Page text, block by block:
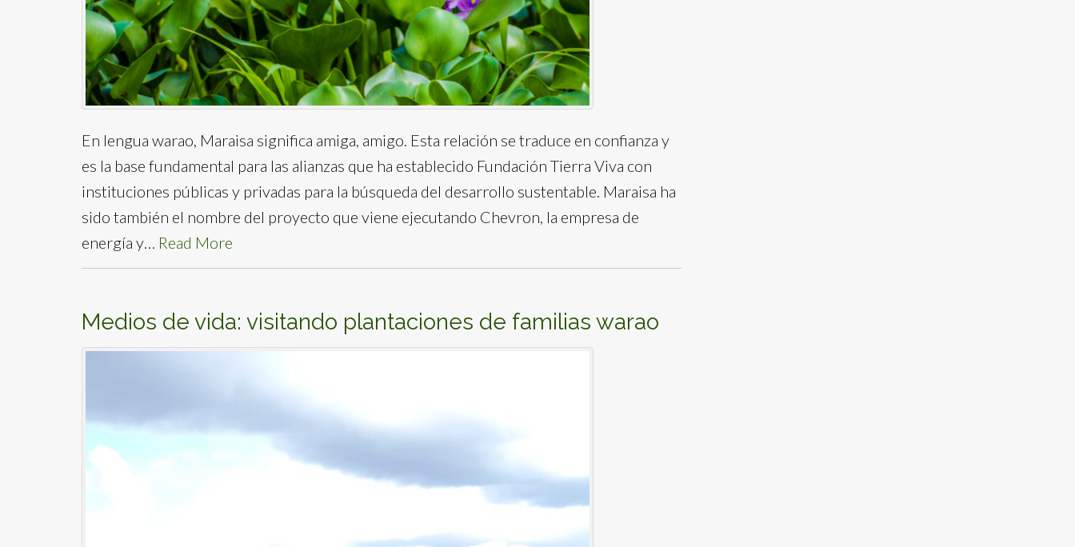
En lengua warao, Maraisa significa amiga, amigo. Esta relación se traduce en confianza y
es la base fundamental para las alianzas que ha establecido Fundación Tierra Viva con
instituciones públicas y privadas para la búsqueda del desarrollo sustentable. Maraisa ha
sido también el nombre del proyecto que viene ejecutando Chevron, la empresa de
energía y… Read More
Medios de vida: visitando plantaciones de familias warao